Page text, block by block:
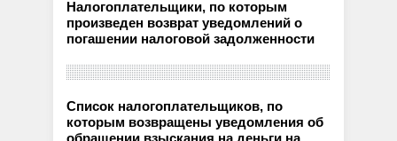
Налогоплательщики, по которым
произведен возврат уведомлений о
погашении налоговой задолженности
Список налогоплательщиков, по
которым возвращены уведомления об
обращении взыскания на деньги на